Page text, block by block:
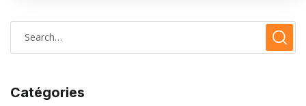
Catégories